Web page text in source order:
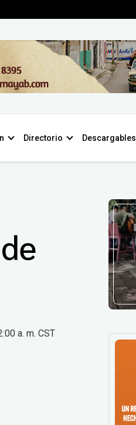
Directorio Descargables
a. m. CST